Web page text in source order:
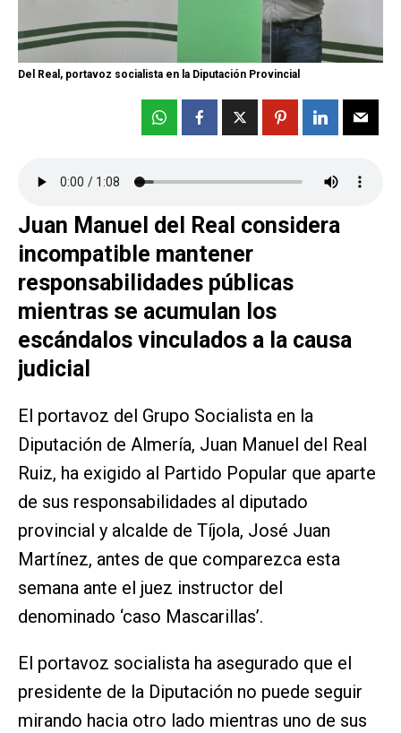
Del Real, portavoz socialista en la Diputación Provincial
Juan Manuel del Real considera
incompatible mantener
responsabilidades públicas
mientras se acumulan los
escándalos vinculados a la causa
judicial
El portavoz del Grupo Socialista en la
Diputación de Almería, Juan Manuel del Real
Ruiz, ha exigido al Partido Popular que aparte
de sus responsabilidades al diputado
provincial y alcalde de Tíjola, José Juan
Martínez, antes de que comparezca esta
semana ante el juez instructor del
denominado ‘caso Mascarillas’.
El portavoz socialista ha asegurado que el
presidente de la Diputación no puede seguir
mirando hacia otro lado mientras uno de sus